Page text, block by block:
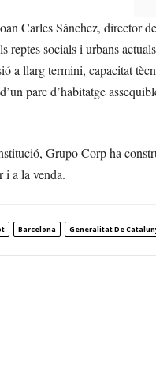
Carles Sánchez, director
reptes socials i urbans
a llarg termini, capacitat
parc d’habitatge
Grupo Corp ha
i a la venda.
Barcelona Generalitat De